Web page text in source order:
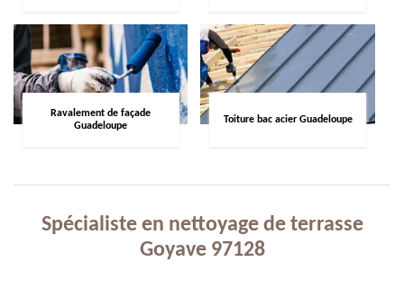
Ravalement de façade
Guadeloupe
Toiture bac acier Guadeloupe
Spécialiste en nettoyage de terrasse
Goyave 97128